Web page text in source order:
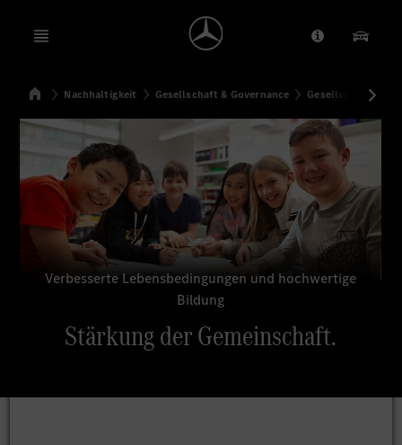
Open menu Anbieter/
SuchenStartseite
Nachhaltigkeit Gesellschaft & Governance Gesellschaftliche
Verbesserte Lebensbedingungen und hochwertige
Bildung
Stärkung der Gemeinschaft.